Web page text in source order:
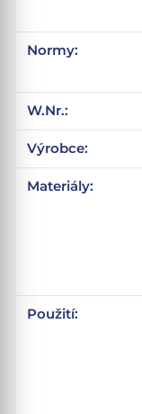
Normy:
W.Nr.:
Výrobce:
Materiály:
Použití: